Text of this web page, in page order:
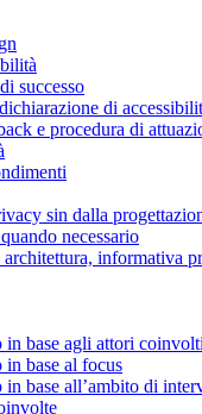
successo
di
e procedura di
sin dalla
necessario
informativa
base agli attori
base al focus
base all’ambito di